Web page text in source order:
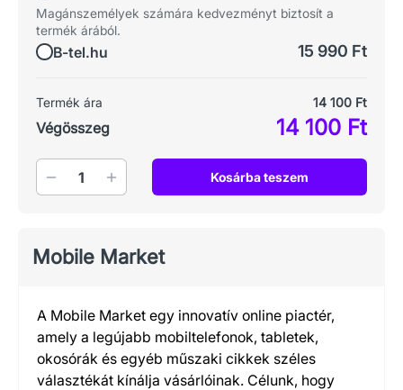
Magánszemélyek számára kedvezményt biztosít a
termék árából.
B-tel.hu 15 990 Ft
Termék ára 14 100 Ft
Végösszeg 14 100 Ft
Mennyiség Kosárba teszem
Mobile Market
A Mobile Market egy innovatív online piactér,
amely a legújabb mobiltelefonok, tabletek,
okosórák és egyéb műszaki cikkek széles
választékát kínálja vásárlóinak. Célunk, hogy